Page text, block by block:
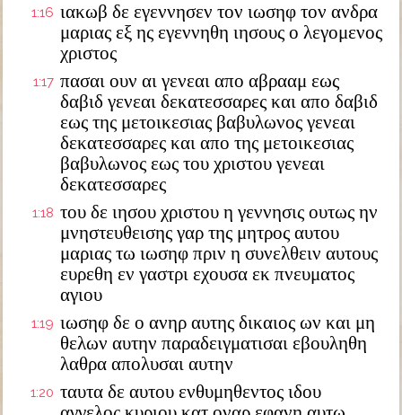
1:16 ιακωβ δε εγεννησεν τον ιωσηφ τον ανδρα
μαριας εξ ης εγεννηθη ιησους ο λεγομενος
χριστος
1:17 πασαι ουν αι γενεαι απο αβρααμ εως
δαβιδ γενεαι δεκατεσσαρες και απο δαβιδ
εως της μετοικεσιας βαβυλωνος γενεαι
δεκατεσσαρες και απο της μετοικεσιας
βαβυλωνος εως του χριστου γενεαι
δεκατεσσαρες
1:18 του δε ιησου χριστου η γεννησις ουτως ην
μνηστευθεισης γαρ της μητρος αυτου
μαριας τω ιωσηφ πριν η συνελθειν αυτους
ευρεθη εν γαστρι εχουσα εκ πνευματος
αγιου
1:19 ιωσηφ δε ο ανηρ αυτης δικαιος ων και μη
θελων αυτην παραδειγματισαι εβουληθη
λαθρα απολυσαι αυτην
1:20 ταυτα δε αυτου ενθυμηθεντος ιδου